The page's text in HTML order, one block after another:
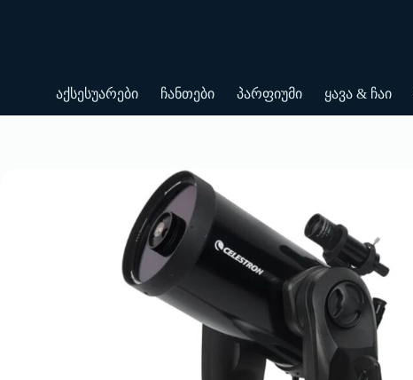
აქსესუარები ჩანთები პარფიუმი ყავა & ჩაი